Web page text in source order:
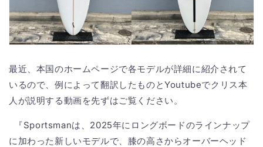
最近、本国のホームページで各モデルが詳細に紹介されて
いるので、例によって翻訳したものとYoutubeでクリス本
人が説明する動画を先ずはご覧ください。
『Sportsmanは、2025年にロングボードのラインナップ
に加わった新しいモデルで、膝の高さからオーバーヘッド